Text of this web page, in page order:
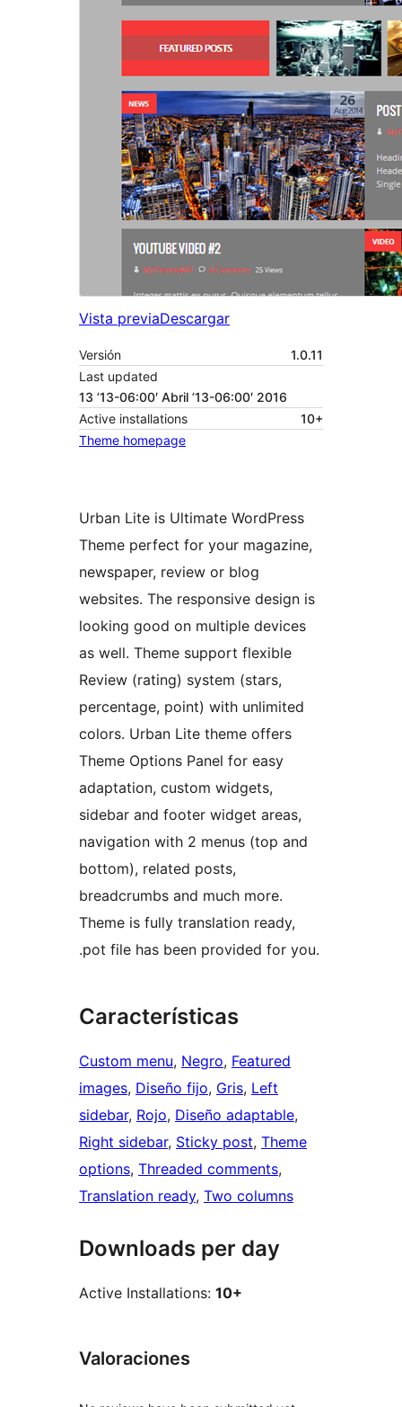
Vista previaDescargar
Versión
1.0.11
Last updated
13 ’13-06:00′ Abril ’13-06:00′ 2016
Active installations
10+
Theme homepage
Urban Lite is Ultimate WordPress
Theme perfect for your magazine,
newspaper, review or blog
websites. The responsive design is
looking good on multiple devices
as well. Theme support flexible
Review (rating) system (stars,
percentage, point) with unlimited
colors. Urban Lite theme offers
Theme Options Panel for easy
adaptation, custom widgets,
sidebar and footer widget areas,
navigation with 2 menus (top and
bottom), related posts,
breadcrumbs and much more.
Theme is fully translation ready,
.pot file has been provided for you.
Características
Custom menu, Negro, Featured
images, Diseño fijo, Gris, Left
sidebar, Rojo, Diseño adaptable
Right sidebar, Sticky post, Theme
options, Threaded comments
Translation ready, Two columns
Downloads per day
Active Installations: 10+
Valoraciones